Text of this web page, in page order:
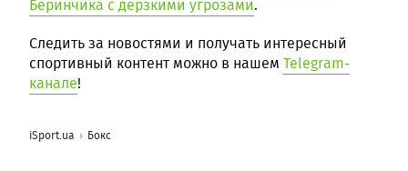
Беринчика с дерзкими угрозами.
Следить за новостями и получать интересный
спортивный контент можно в нашем Telegram-
канале!
iSport.ua Бокс